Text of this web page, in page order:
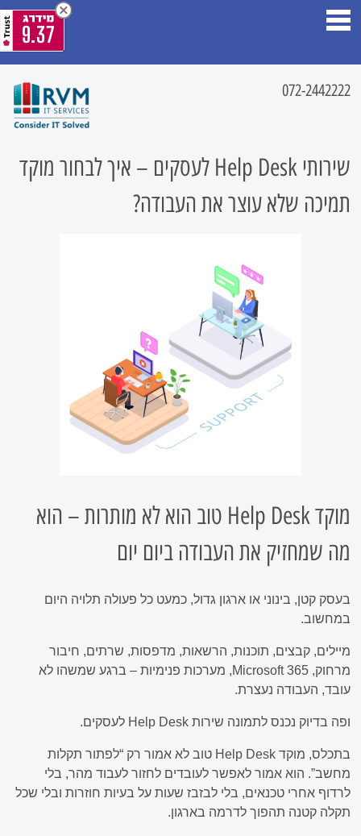
072-2442222
שירותי Help Desk לעסקים – איך לבחור מוקד
תמיכה שלא עוצר את העבודה?
מוקד Help Desk טוב הוא לא מותרות – הוא
מה שמחזיק את העבודה ביום יום
בעסק קטן, בינוני או ארגון גדול, כמעט כל פעולה תלויה היום
במחשוב.
מיילים, קבצים, תוכנות, הרשאות, מדפסות, שרתים, חיבור
מרחוק, Microsoft 365, מערכות פנימיות – ברגע שמשהו לא
עובד, העבודה נעצרת.
ופה בדיוק נכנס לתמונה שירות Help Desk לעסקים.
בתכלס, מוקד Help Desk טוב לא אמור רק “לפתור תקלות
מחשב”. הוא אמור לאפשר לעובדים לחזור לעבוד מהר, בלי
לרדוף אחרי טכנאים, בלי לבזבז שעות על בעיות חוזרות ובלי שכל
תקלה קטנה תהפוך לדרמה בארגון.
9.37